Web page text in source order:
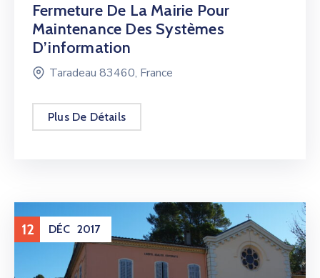
Fermeture De La Mairie Pour
Maintenance Des Systèmes
D’information
Taradeau 83460, France
Plus De Détails
12 DÉC 2017